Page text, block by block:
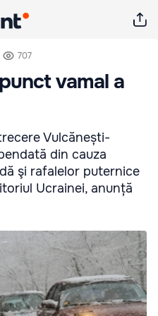
707
vamal a
Vulcănești-
din cauza
şi rafalelor puternice
Ucrainei, anunță